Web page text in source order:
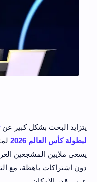
يتزايد البحث بشكل كبير عن
لبطولة كأس العالم 2026